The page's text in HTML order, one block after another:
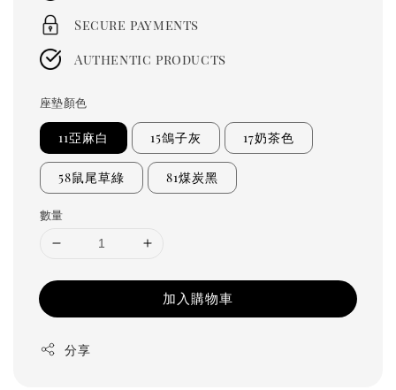
Secure payments
Authentic products
座墊顏色
11亞麻白 15鴿子灰 17奶茶色
58鼠尾草綠 81煤炭黑
數量
加入購物車
分享